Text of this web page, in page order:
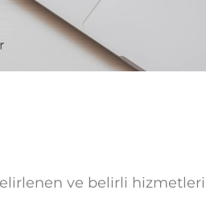
ve belirli hizmetleri